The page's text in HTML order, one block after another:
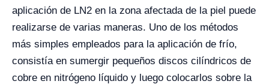
aplicación de LN2 en la zona afectada de la piel puede
realizarse de varias maneras. Uno de los métodos
más simples empleados para la aplicación de frío,
consistía en sumergir pequeños discos cilíndricos de
cobre en nitrógeno líquido y luego colocarlos sobre la